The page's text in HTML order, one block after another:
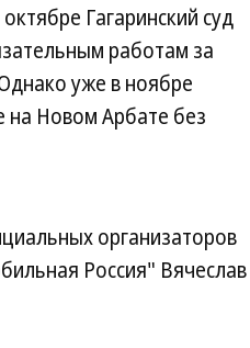
Гагаринский суд
работам за
уже в ноябре
на Новом Арбате без
организаторов
Россия" Вячеслав